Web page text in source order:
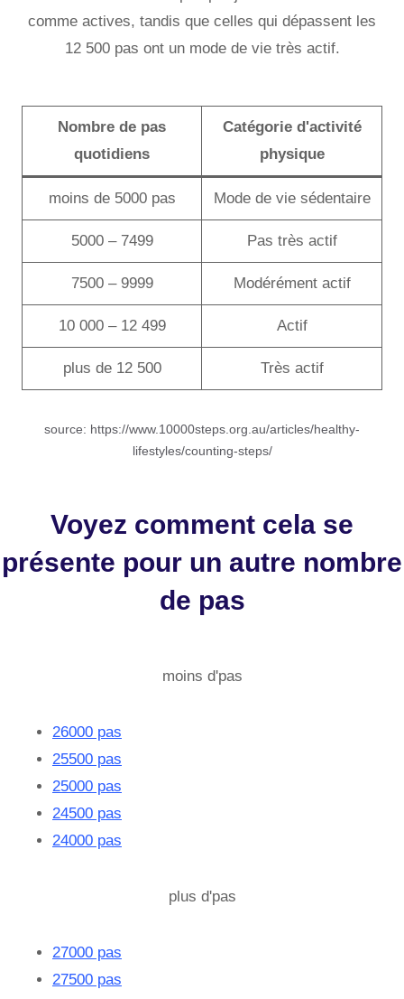
comme actives, tandis que celles qui dépassent les
12 500 pas ont un mode de vie très actif.
Nombre de pas
quotidiens
Catégorie d'activité
physique
moins de 5000 pas Mode de vie sédentaire
5000 – 7499 Pas très actif
7500 – 9999 Modérément actif
10 000 – 12 499 Actif
plus de 12 500 Très actif
source: https://www.10000steps.org.au/articles/healthy-
lifestyles/counting-steps/
Voyez comment cela se
présente pour un autre nombre
de pas
moins d'pas
26000 pas
25500 pas
25000 pas
24500 pas
24000 pas
plus d'pas
27000 pas
27500 pas